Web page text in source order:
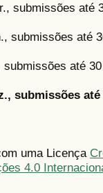
submissões até
submissões até
até
submissões
uma Licença
4.0